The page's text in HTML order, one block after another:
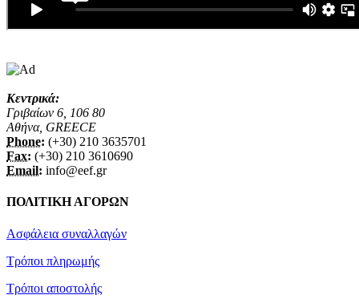
Κεντρικά:
Γριβαίων 6, 106 80
Αθήνα, GREECE
Phone: (+30) 210 3635701
Fax: (+30) 210 3610690
Email: info@eef.gr
ΠΟΛΙΤΙΚΗ ΑΓΟΡΩΝ
Ασφάλεια συναλλαγών
Τρόποι πληρωμής
Τρόποι αποστολής